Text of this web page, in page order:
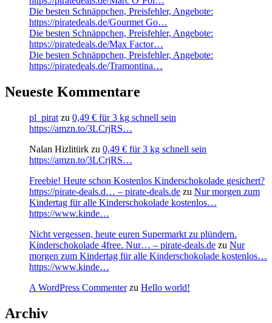
Die besten Schnäppchen, Preisfehler, Angebote:
https://piratedeals.de/Gourmet Go…
Die besten Schnäppchen, Preisfehler, Angebote:
https://piratedeals.de/Max Factor…
Die besten Schnäppchen, Preisfehler, Angebote:
https://piratedeals.de/Tramontina…
Neueste Kommentare
pl_pirat zu 0,49 € für 3 kg schnell sein
https://amzn.to/3LCrjRS…
Nalan Hizlitürk zu 0,49 € für 3 kg schnell sein
https://amzn.to/3LCrjRS…
Freebie! Heute schon Kostenlos Kinderschokolade gesichert?
https://pirate-deals.d… – pirate-deals.de zu Nur morgen zum
Kindertag für alle Kinderschokolade kostenlos…
https://www.kinde…
Nicht vergessen, heute euren Supermarkt zu plündern.
Kinderschokolade 4free. Nur… – pirate-deals.de zu Nur
morgen zum Kindertag für alle Kinderschokolade kostenlos…
https://www.kinde…
A WordPress Commenterzu Hello world!
Archiv